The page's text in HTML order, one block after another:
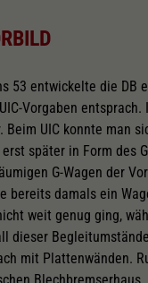
53 entwickelte die
Vorgaben
UIC konnte man
später in Form des
G-Wagen der
bereits damals ein
weit genug ging,
dieser
mit Plattenwänden.